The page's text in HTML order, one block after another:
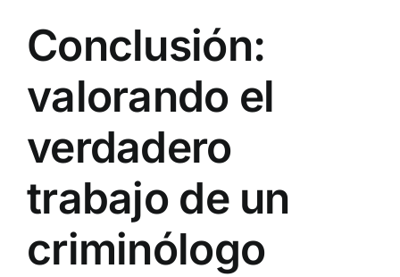
Conclusión:
valorando el
verdadero
trabajo de un
criminólogo